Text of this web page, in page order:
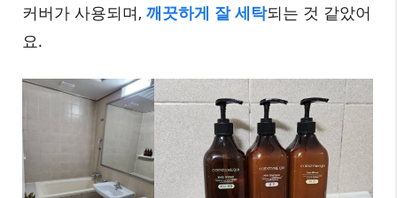
커버가 사용되며, 깨끗하게 잘 세탁되는 것 같았어
요.